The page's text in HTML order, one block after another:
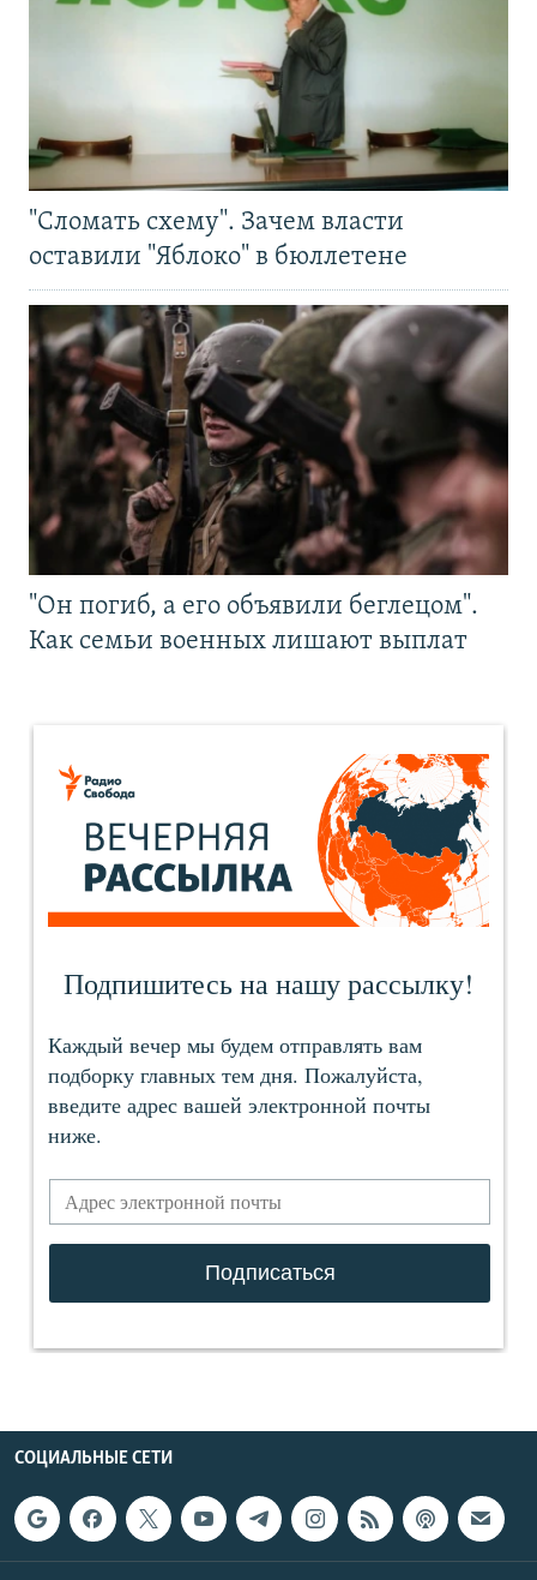
"Сломать схему". Зачем власти
оставили "Яблоко" в бюллетене
"Он погиб, а его объявили беглецом".
Как семьи военных лишают выплат
СОЦИАЛЬНЫЕ СЕТИ